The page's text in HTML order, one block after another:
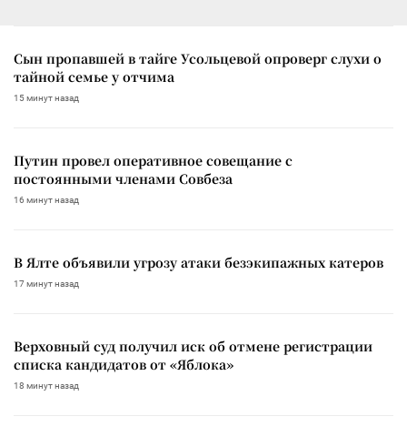
Сын пропавшей в тайге Усольцевой опроверг слухи о
тайной семье у отчима
15 минут назад
Путин провел оперативное совещание с
постоянными членами Совбеза
16 минут назад
В Ялте объявили угрозу атаки безэкипажных катеров
17 минут назад
Верховный суд получил иск об отмене регистрации
списка кандидатов от «Яблока»
18 минут назад